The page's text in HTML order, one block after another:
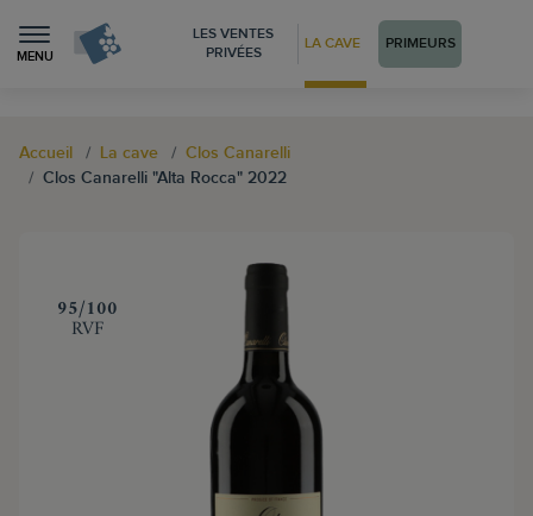
MENU
LES VENTES
PRIVÉES
LA CAVE PRIMEURS
Accueil La cave
Clos Canarelli
Clos Canarelli "Alta Rocca" 2022
‍95/100
RVF